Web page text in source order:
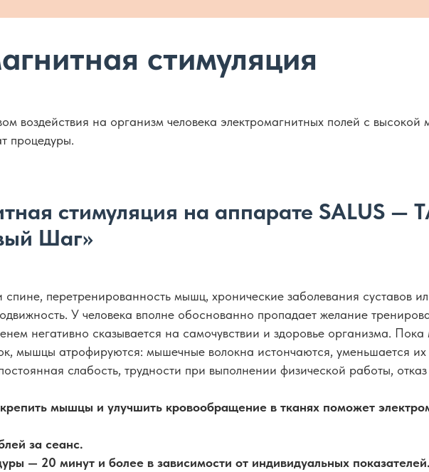
стимуляция
воздействия на организм человека электромагнитных полей с
процедуры.
стимуляция на аппарате SALUS —
Шаг»
перетренированность мышц, хронические заболевания суставов
У человека вполне обоснованно пропадает желание
негативно сказывается на самочувствии и здоровье организма.
мышцы атрофируются: мышечные волокна истончаются, уменьшается их
слабость, трудности при выполнении физической работы,
мышцы и улучшить кровообращение в тканях поможет
за сеанс.
— 20 минут и более в зависимости от индивидуальных показателей.